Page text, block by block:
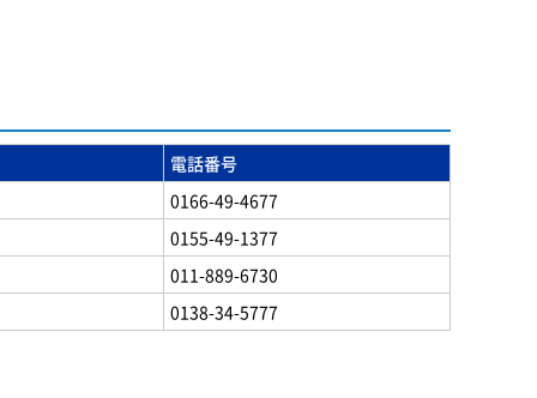
電話番号
0166-49-4677
0155-49-1377
011-889-6730
0138-34-5777